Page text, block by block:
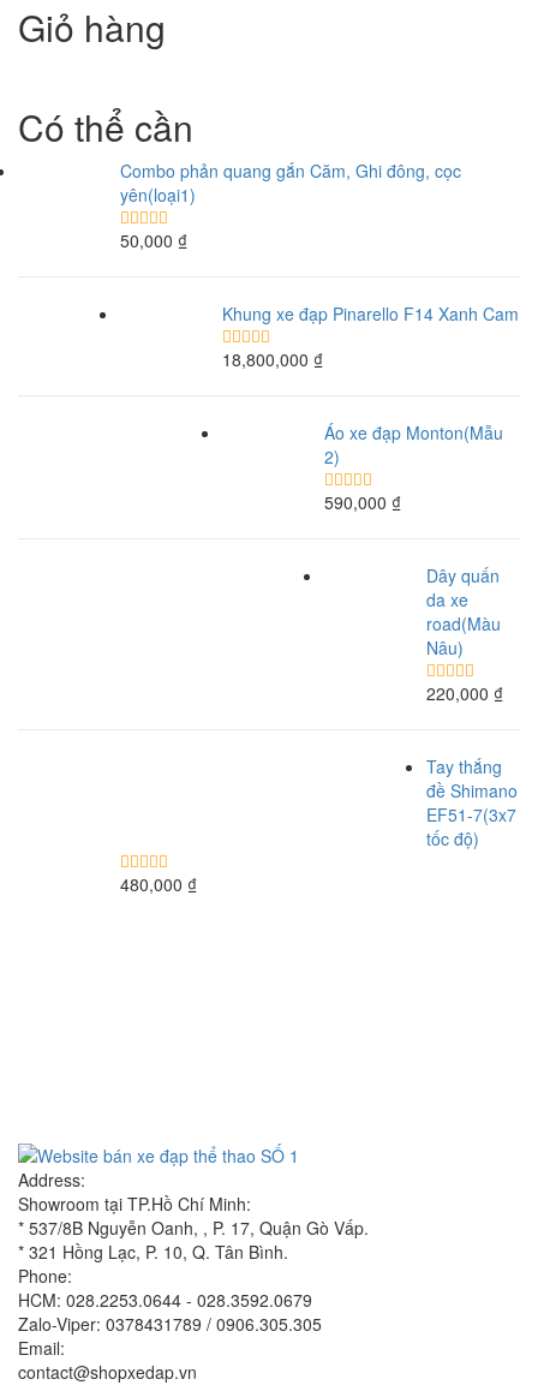
Giỏ hàng
Có thể cần
Combo phản quang gắn Căm, Ghi đông, cọc
yên(loại1)
50,000 ₫
Khung xe đạp Pinarello F14 Xanh Cam
18,800,000 ₫
Áo xe đạp Monton(Mẫu
2)
590,000 ₫
Dây quấn
da xe
road(Màu
Nâu)
220,000 ₫
Tay thắng
đề Shimano
EF51-7(3x7
tốc độ)
480,000 ₫
Address:
Showroom tại TP.Hồ Chí Minh:
* 537/8B Nguyễn Oanh, , P. 17, Quận Gò Vấp.
* 321 Hồng Lạc, P. 10, Q. Tân Bình.
Phone:
HCM: 028.2253.0644 - 028.3592.0679
Zalo-Viper: 0378431789 / 0906.305.305
Email:
contact@shopxedap.vn